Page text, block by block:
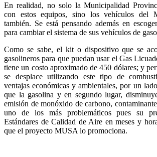
En realidad, no solo la Municipalidad
con estos equipos, sino los vehículos del
también. Se está pensando además en
para cambiar el sistema de sus vehículos de
Como se sabe, el kit o dispositivo que se
gasolineros para que puedan usar el Gas
tiene un costo aproximado de 450 dólares; y
se desplace utilizando este tipo de
ventajas económicas y ambientales, por un
que la gasolina y en segundo lugar,
emisión de monóxido de carbono,
uno de los más problemáticos pues su
Estándares de Calidad de Aire en meses y
que el proyecto MUSA lo promociona.